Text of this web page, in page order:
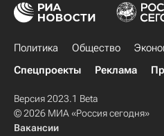
Политика Общество
Спецпроекты
Реклама
Версия 2023.1 Beta
© 2026 МИА «Россия сегодня»
Вакансии